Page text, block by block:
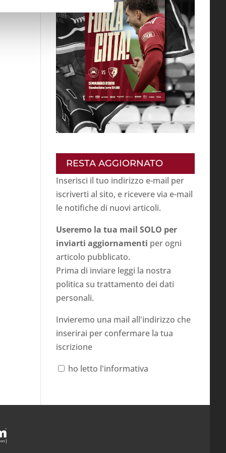
RESTA AGGIORNATO
Inserisci il tuo indirizzo e-mail per
iscriverti al sito, e ricevere via e-mail
le notifiche di nuovi articoli.
Useremo la tua mail SOLO per
inviarti aggiornamenti per ogni
articolo pubblicato.
Prima di inviare leggi la nostra
politica su trattamento dei dati
personali.
Invieremo una mail all'indirizzo che
inserirai per confermare la tua
iscrizione
ho letto l'informativa